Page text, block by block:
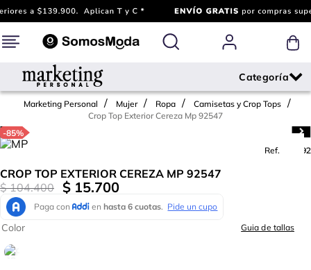
Marketing Personal Mujer Ropa
Camisetas y Crop Tops
Crop Top Exterior Cereza Mp 92547
-85%
Ref.
734592
CROP TOP EXTERIOR CEREZA MP 92547
$ 104.400 $ 15.700
Color Guia de tallas